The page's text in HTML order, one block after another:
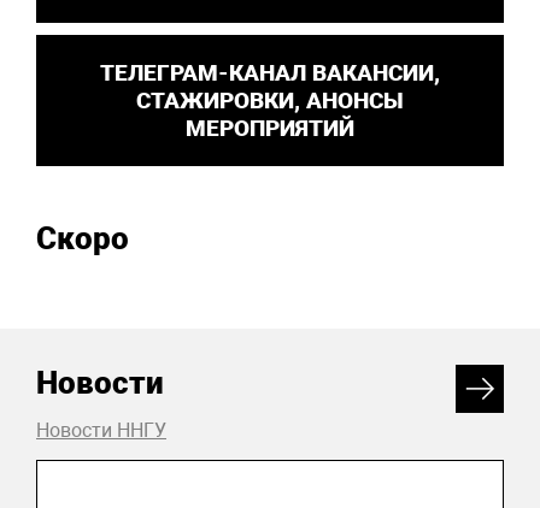
ТЕЛЕГРАМ-КАНАЛ ВАКАНСИИ,
СТАЖИРОВКИ, АНОНСЫ
МЕРОПРИЯТИЙ
Скоро
Новости
Новости ННГУ